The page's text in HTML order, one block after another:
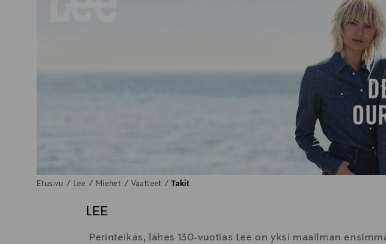
Etusivu Lee Miehet Vaatteet Takit
LEE
Perinteikäs, lähes 130-vuotias Lee on yksi maailman